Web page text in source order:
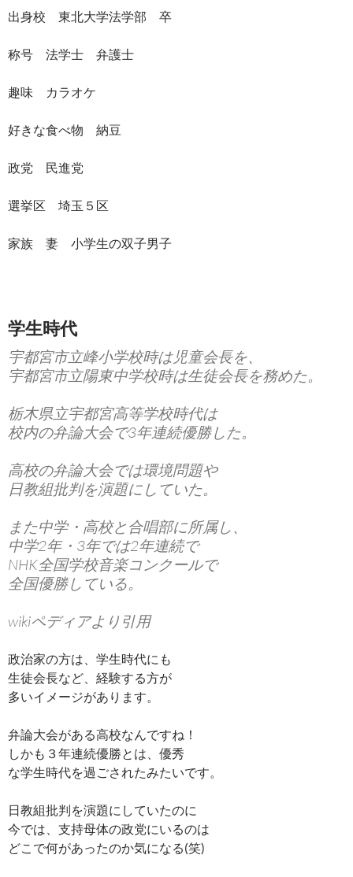
出身校 東北大学法学部 卒
称号 法学士 弁護士
趣味 カラオケ
好きな食べ物 納豆
政党 民進党
選挙区 埼玉５区
家族 妻 小学生の双子男子
学生時代
宇都宮市立峰小学校時は児童会長を、
宇都宮市立陽東中学校時は生徒会長を務めた。
栃木県立宇都宮高等学校時代は
校内の弁論大会で3年連続優勝した。
高校の弁論大会では環境問題や
日教組批判を演題にしていた。
また中学・高校と合唱部に所属し、
中学2年・3年では2年連続で
NHK全国学校音楽コンクールで
全国優勝している。
wikiペディアより引用
政治家の方は、学生時代にも
生徒会長など、経験する方が
多いイメージがあります。
弁論大会がある高校なんですね！
しかも３年連続優勝とは、優秀
な学生時代を過ごされたみたいです。
日教組批判を演題にしていたのに
今では、支持母体の政党にいるのは
どこで何があったのか気になる(笑)